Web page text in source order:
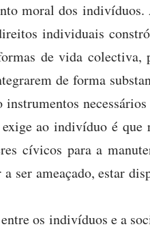
moral dos indivíduos.
individuais
de vida colectiva,
de forma
ao indivíduo é que
cívicos para a
ser ameaçado, estar
os indivíduos e a